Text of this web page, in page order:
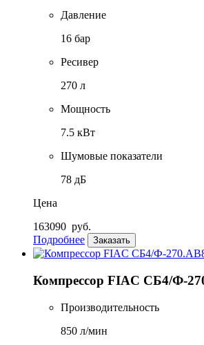
Давление
16 бар
Ресивер
270 л
Мощность
7.5 кВт
Шумовые показатели
78 дБ
Цена
163090 руб.
Подробнее
Заказать
Компрессор FIAC CБ4/Ф-
Производительность
850 л/мин